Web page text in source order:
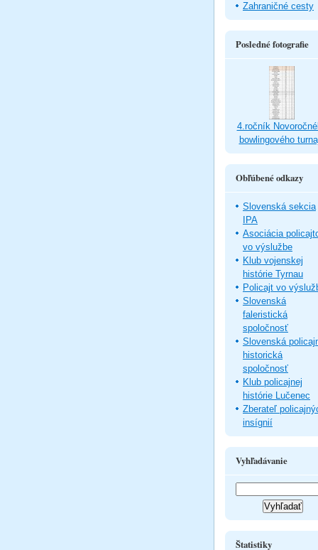
Zahraničné cesty
Posledné fotografie
4.ročník
bowlingového
Obľúbené odkazy
Slovenská sekcia
IPA
Asociácia
vo výslužbe
Klub vojenskej
histórie Tyrnau
Policajt vo
Slovenská
faleristická
spoločnosť
Slovenská
historická
spoločnosť
Klub policajnej
histórie Lučenec
Zberateľ
insígnií
Vyhľadávanie
Štatistiky